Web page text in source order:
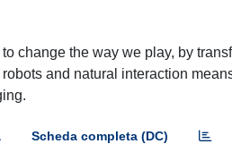
change the way we play, by
and natural interaction
Scheda completa (DC)